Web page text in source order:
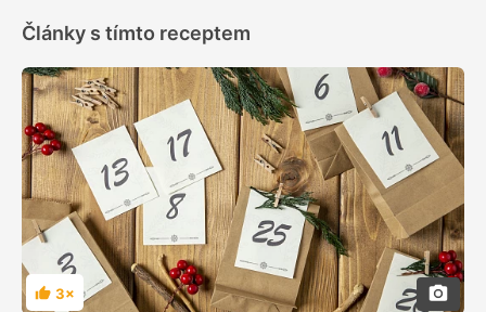
Články s tímto receptem
Hodnocení
3×